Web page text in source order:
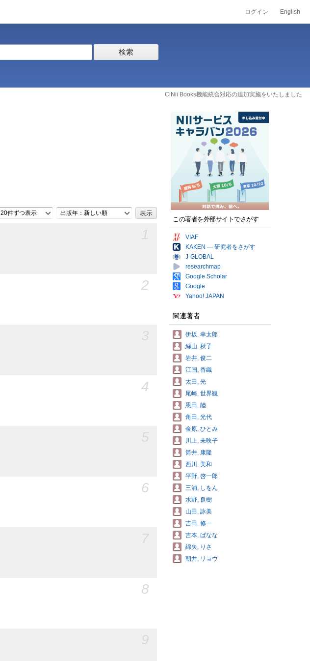
ログイン English
検索
CiNii Books機能統合対応の追加実施をいたしました
20件ずつ表示 出版年：新しい順
2
4
6
8
この著者を外部サイトでさがす
VIAF
KAKEN — 研究者をさがす
J-GLOBAL
researchmap
Google Scholar
Google
Yahoo! JAPAN
関連著者
伊坂, 幸太郎
絲山, 秋子
岩井, 俊二
江国, 香織
太田, 光
尾崎, 世界観
恩田, 陸
角田, 光代
金原, ひとみ
川上, 未映子
筒井, 康隆
西川, 美和
平野, 啓一郎
三浦, しをん
水野, 良樹
山田, 詠美
吉田, 修一
吉本, ばなな
綿矢, りさ
朝井, リョウ